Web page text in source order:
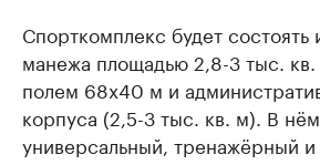
Спорткомплекс будет состоять
манежа площадью 2,8-3 тыс.
полем 68х40 м и
корпуса (2,5-3 тыс. кв. м). В
универсальный, тренажёрный и